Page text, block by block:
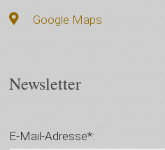
Google Maps
Newsletter
E-Mail-Adresse*: